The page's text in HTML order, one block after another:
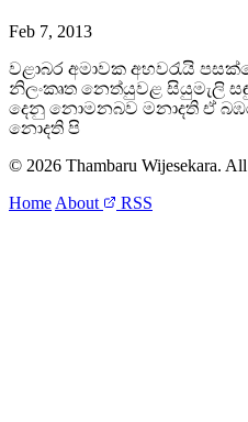
Feb 7, 2013
වළාබර අමාවක අහවරැයි
නිලංකෘත නෙත්යුවළ සියුමැලි
දෙනු නොමනබව මනාදති ඒ
නොදති පි
© 2026 Thambaru Wijesekara. All
Home About RSS